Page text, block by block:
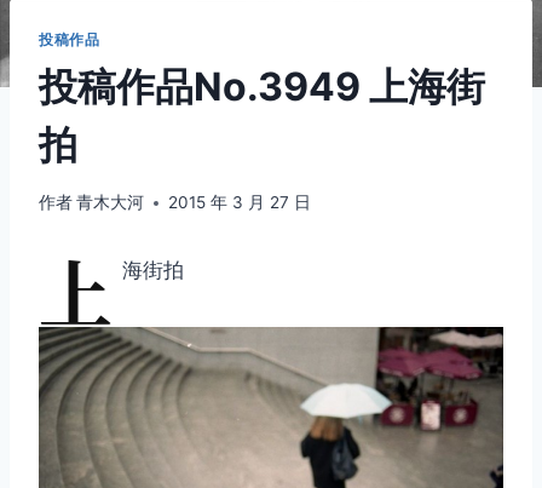
投稿作品
投稿作品No.3949 上海街
拍
作者青木大河 2015 年 3 月 27 日
上 海街拍